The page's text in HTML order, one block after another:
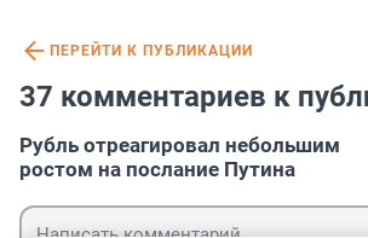
ПЕРЕЙТИ К ПУБЛИКАЦИИ
37 комментариев к
Рубль отреагировал небольшим
ростом на послание Путина